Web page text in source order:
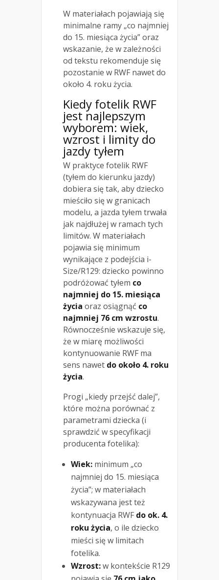
W materiałach pojawiają się
minimalne ramy „co najmniej
do 15. miesiąca życia” oraz
wskazanie, że w zależności
od tekstu rekomenduje się
pozostanie w RWF nawet do
około 4. roku życia.
Kiedy fotelik RWF
jest najlepszym
wyborem: wiek,
wzrost i limity do
jazdy tyłem
W praktyce fotelik RWF
(tyłem do kierunku jazdy)
dobiera się tak, aby dziecko
mieściło się w granicach
modelu, a jazda tyłem trwała
jak najdłużej w ramach tych
limitów. W materiałach
pojawia się minimum
wynikające z podejścia i-
Size/R129: dziecko powinno
podróżować tyłem co
najmniej do 15. miesiąca
życia oraz osiągnąć co
najmniej 76 cm wzrostu.
Równocześnie wskazuje się,
że w miarę możliwości
kontynuowanie RWF ma
sens nawet do około 4. roku
życia.
Progi „kiedy przejść dalej”,
które można porównać z
parametrami dziecka (i
sprawdzić w specyfikacji
producenta fotelika):
Wiek: minimum „co
najmniej do 15. miesiąca
życia”; w materiałach
wskazywana jest też
kontynuacja RWF do ok. 4.
roku życia, o ile dziecko
mieści się w limitach
fotelika.
Wzrost:w kontekście R129